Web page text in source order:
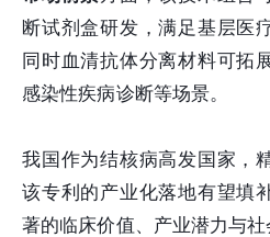
断试剂盒研发，满足基层医
同时血清抗体分离材料可拓
感染性疾病诊断等场景。
我国作为结核病高发国家，
该专利的产业化落地有望填
著的临床价值、产业潜力与社